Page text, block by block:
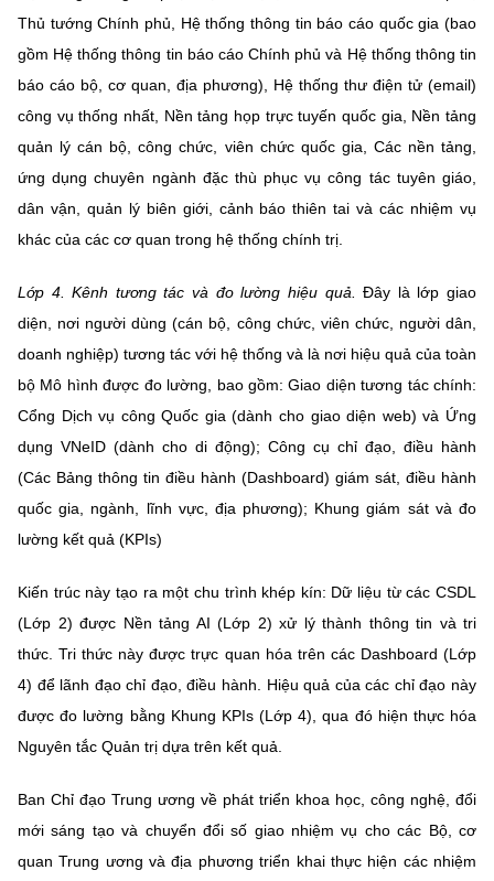
Thủ tướng Chính phủ, Hệ thống thông tin báo cáo quốc gia (bao
gồm Hệ thống thông tin báo cáo Chính phủ và Hệ thống thông tin
báo cáo bộ, cơ quan, địa phương), Hệ thống thư điện tử (email)
công vụ thống nhất, Nền tảng họp trực tuyến quốc gia, Nền tảng
quản lý cán bộ, công chức, viên chức quốc gia, Các nền tảng,
ứng dụng chuyên ngành đặc thù phục vụ công tác tuyên giáo,
dân vận, quản lý biên giới, cảnh báo thiên tai và các nhiệm vụ
khác của các cơ quan trong hệ thống chính trị.
Lớp 4. Kênh tương tác và đo lường hiệu quả.
Đây là lớp giao
diện, nơi người dùng (cán bộ, công chức, viên chức, người dân,
doanh nghiệp) tương tác với hệ thống và là nơi hiệu quả của toàn
bộ Mô hình được đo lường, bao gồm: Giao diện tương tác chính:
Cổng Dịch vụ công Quốc gia (dành cho giao diện web) và Ứng
dụng VNeID (dành cho di động); Công cụ chỉ đạo, điều hành
(Các Bảng thông tin điều hành (Dashboard) giám sát, điều hành
quốc gia, ngành, lĩnh vực, địa phương); Khung giám sát và đo
lường kết quả (KPIs)
Kiến trúc này tạo ra một chu trình khép kín: Dữ liệu từ các CSDL
(Lớp 2) được Nền tảng AI (Lớp 2) xử lý thành thông tin và tri
thức. Tri thức này được trực quan hóa trên các Dashboard (Lớp
4) để lãnh đạo chỉ đạo, điều hành. Hiệu quả của các chỉ đạo này
được đo lường bằng Khung KPIs (Lớp 4), qua đó hiện thực hóa
Nguyên tắc Quản trị dựa trên kết quả.
Ban Chỉ đạo Trung ương về phát triển khoa học, công nghệ, đổi
mới sáng tạo và chuyển đổi số giao nhiệm vụ cho các Bộ, cơ
quan Trung ương và địa phương triển khai thực hiện các nhiệm